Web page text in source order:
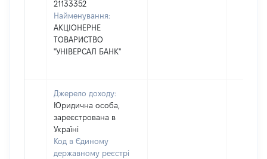
21133352
Найменування:
АКЦІОНЕРНЕ
ТОВАРИСТВО
"УНІВЕРСАЛ БАНК"
Джерело доходу:
Юридична особа,
зареєстрована в
Україні
Код в Єдиному
державному реєстрі